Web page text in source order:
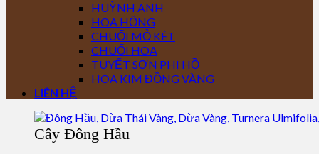
HUỲNH ANH
HOA HỒNG
CHUỐI MỎ KÉT
CHUỐI HOA
TUYẾT SƠN PHI HỒ
HOA KIM ĐỒNG VÀNG
LIÊN HỆ
Cây Đông Hầu